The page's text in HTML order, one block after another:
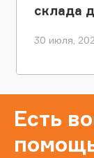
склада
30 июля,
Есть